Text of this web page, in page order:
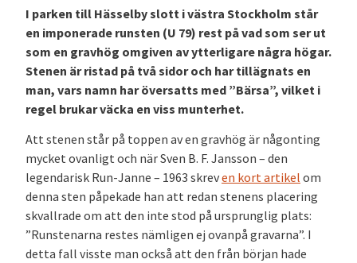
I parken till Hässelby slott i västra Stockholm står
en imponerade runsten (U 79) rest på vad som ser ut
som en gravhög omgiven av ytterligare några högar.
Stenen är ristad på två sidor och har tillägnats en
man, vars namn har översatts med ”Bärsa”, vilket i
regel brukar väcka en viss munterhet.
Att stenen står på toppen av en gravhög är någonting
mycket ovanligt och när Sven B. F. Jansson – den
legendarisk Run-Janne – 1963 skreven kort artikel om
denna sten påpekade han att redan stenens placering
skvallrade om att den inte stod på ursprunglig plats:
”Runstenarna restes nämligen ej ovanpå gravarna”. I
detta fall visste man också att den från början hade